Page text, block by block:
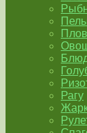
Плов
Рагу